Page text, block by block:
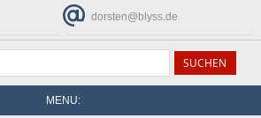
dorsten@blyss.de
MENU: